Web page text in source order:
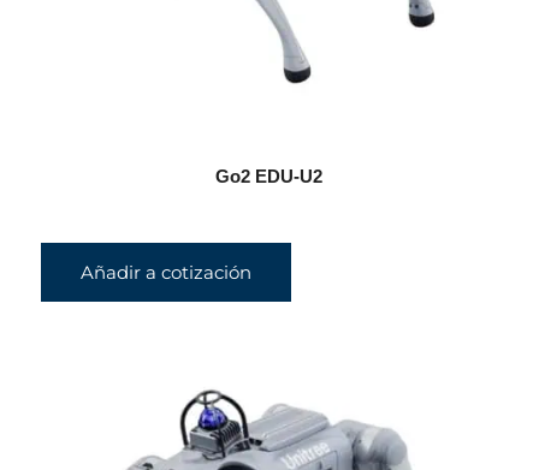
Go2 EDU-U2
Añadir a cotización